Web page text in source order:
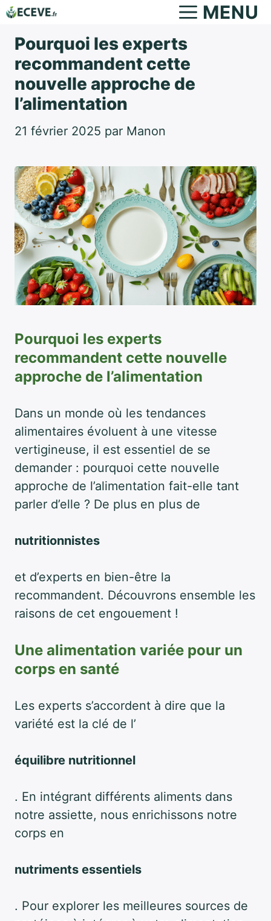
Aller
contenu
MENU
Pourquoi les experts
recommandent cette
nouvelle approche de
l’alimentation
21 février 2025 par Manon
Pourquoi les experts
recommandent cette nouvelle
approche de l’alimentation
Dans un monde où les tendances
alimentaires évoluent à une vitesse
vertigineuse, il est essentiel de se
demander : pourquoi cette nouvelle
approche de l’alimentation fait-elle tant
parler d’elle ? De plus en plus de
nutritionnistes
et d’experts en bien-être la
recommandent. Découvrons ensemble les
raisons de cet engouement !
Une alimentation variée pour un
corps en santé
Les experts s’accordent à dire que la
variété est la clé de l’
équilibre nutritionnel
. En intégrant différents aliments dans
notre assiette, nous enrichissons notre
corps en
nutriments essentiels
. Pour explorer les meilleures sources de